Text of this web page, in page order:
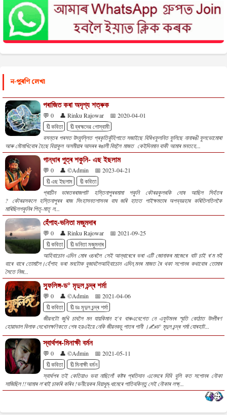
ন-পুৰণি লেখা
পৰাজিত কৰা অদৃশ্য শত্ৰুক
💬 0 👤 Rinku Rajowar
📅 2020-04-01
🔖কবিতা
🔖ব্ৰহ্মদেৱ গোস্বামী
বসন্তৰ পৰসত উৎফুল্লিত প্ৰকৃতিকুঁহিপাতে সজাইছে বিৰিখফুলনিত ফুলিছে নানাৰঙী ফুলভোমোৰা
আৰু মৌমাখিবোৰ হৈছে বিয়াকুল অসমীয়াৰ আদৰৰ ৰঙালী বিহুলৈ মাজত কেইদিনমান বাকী আমাৰ মনতহে...
গান্ধাৰ পুত্ৰ শকুনি- এছ ইছলাম
💬 0 👤 ©Admin
📅 2023-04-21
🔖এছ ইছলাম
🔖কবিতা
প্ৰাচীন ভাৰতৰৰাজপাট হস্তিনাপুৰৰমামা শকুনি কৌৰৱকুলৰকি দোষ আছিল সিহঁতৰ
? কৌৰৱসকলে হস্তিনাপুৰৰ ৰাজ সিংহাসনতশাসনৰ বাঘ জৰি হাতত পাইক্ষমতাৰ অপব্যৱহাৰ কৰিতিলতিলকৈ
মাৰিছিলশকুনিৰ পিতৃ-মাতৃ ল...
হেঁপাহ-ভনিতা মজুমদাৰ
💬 0 👤 Rinku Rajowar
📅 2021-09-25
🔖কবিতা
🔖ভনিতা মজুমদাৰ
আহিবাচোন এদিন মোৰ ওচৰলৈ সেই আন্ধাৰেৰে ভৰা এটি জোনাকৰ মাজেৰে বাট চাই ৰ'ম মই
বাৰে বাৰে তোমালৈ।হেঁপাহ ভৰা মনটোক বুজাবলৈআহিবাচোন এদিন,মনৰ মাজত ৰৈ থকা সপোনৰ কথাবোৰ তোমাৰ
সৈতে নিজ...
স্ফুলিঙ্গ-ড° মৃদুল চন্দ্ৰ শৰ্মা
💬 0 👤 ©Admin
📅 2021-04-06
🔖কবিতা
🔖ডঃ মৃদুল চন্দ্ৰ শৰ্মা
জীৱনটো জুখি চাবলৈ মন যায়কিমান হ'ব বাৰুএবেগেত নে এফুটমনৰ স্মৃতি কোঠাত উদ্গীৰণ
হোৱাভাল বিলাক দেখোনক্ষণিকতে শেষ হয়এইয়ে নেকি জীৱনকচু পাতৰ পানী ।✍️ড° মৃদুল চন্দ্ৰ শৰ্মা যোৰহাট...
স্বাৰ্থপৰ-মিনাক্ষী বৰ্মন
💬 0 👤 ©Admin
📅 2021-05-11
🔖কবিতা
🔖মিনাক্ষী বৰ্মন
স্বাৰ্থপৰ তই কেতিয়াও ভবা নাছিলোঁ কষ্টৰ প্ৰতিদান এনেদৰে দিবি বুলি কত সপোনৰ নৌকা
সাজিছিল !!আমাৰ ল'ৰাই চাকৰি কৰিব !ভনীয়েকৰ বিয়াধুম্-ধামেৰে পাতিবকিন্তু সেই নৌকাৰ লক্ষ্...